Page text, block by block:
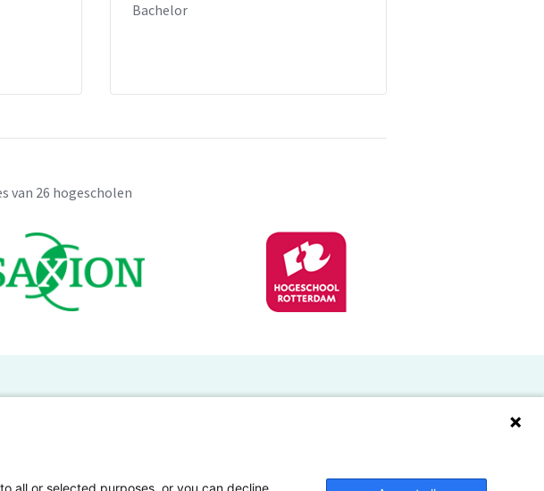
Bachelor
van 26 hogescholen
vragen
Lectoren en onderzoekers
all or selected purposes, or you can decline